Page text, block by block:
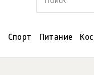
Спорт Питание